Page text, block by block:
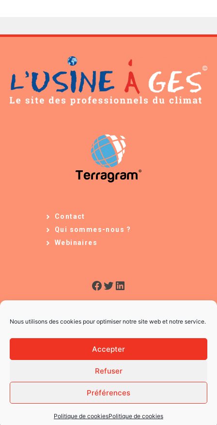
Nous utilisons des cookies pour optimiser notre site web et notre service.
Accepter
Refuser
Préférences
Politique de cookiesPolitique de cookies
Contact
Qui sommes-nous ?
Webinaires
Facebook
Twitter
LinkedIn
© 2026 L'Usine à Ges
CGV
Mentions légales